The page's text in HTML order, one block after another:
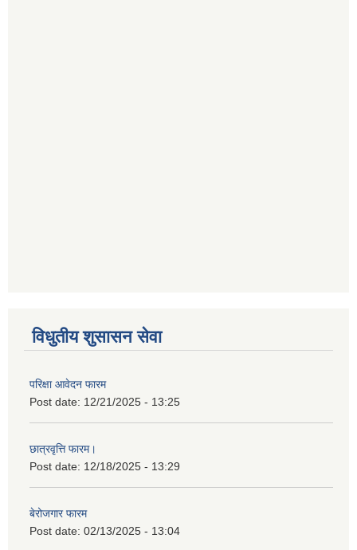
विधुतीय शुसासन सेवा
परिक्षा आवेदन फारम
Post date: 12/21/2025 - 13:25
छात्रवृत्ति फारम।
Post date: 12/18/2025 - 13:29
बेरोजगार फारम
Post date: 02/13/2025 - 13:04